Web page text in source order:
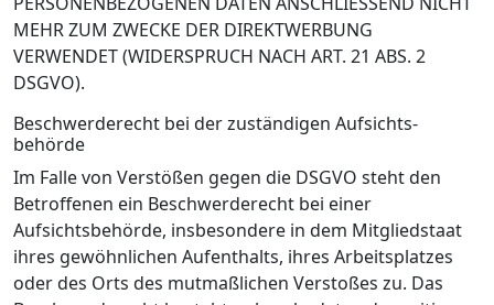
MEHR ZUM ZWECKE DER DIREKTWERBUNG
VERWENDET (WIDERSPRUCH NACH ART. 21 ABS. 2
DSGVO).
Beschwerde­recht bei der zuständigen Aufsichts­
behörde
Im Falle von Verstößen gegen die DSGVO steht den
Betroffenen ein Beschwerderecht bei einer
Aufsichtsbehörde, insbesondere in dem Mitgliedstaat
ihres gewöhnlichen Aufenthalts, ihres Arbeitsplatzes
oder des Orts des mutmaßlichen Verstoßes zu. Das